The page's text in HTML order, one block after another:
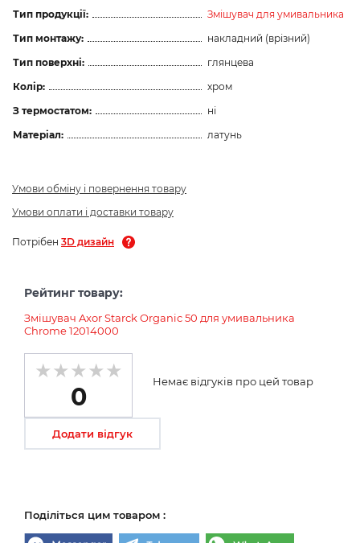
Тип продукції:
Змішувач для умивальника
Тип монтажу:
накладний (врізний)
Тип поверхні:
глянцева
Колір:
хром
З термостатом:
ні
Матеріал:
латунь
Умови обміну і повернення товару
Умови оплати і доставки товару
Потрібен 3D дизайн
Рейтинг товару:
Змішувач Axor Starck Organic 50 для умивальника
Chrome 12014000
0
Немає відгуків про цей товар
Додати відгук
Поділіться цим товаром :